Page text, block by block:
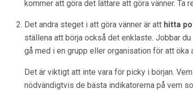
kommer att göra det lättare att göra vänner. Ta
Det andra steget i att göra vänner är att hitta
ställena att börja också det enklaste. Jobbar
gå med i en grupp eller organisation för att öka
Det är viktigt att inte vara för picky i början.
nödvändigtvis de bästa indikatorerna på vem